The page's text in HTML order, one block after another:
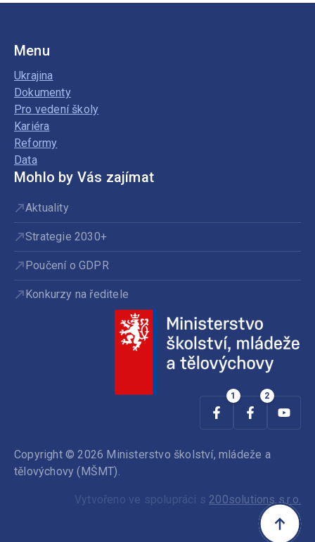
Menu
Ukrajina
Dokumenty
Pro vedení školy
Kariéra
Reformy
Data
Mohlo by Vás zajímat
Aktuality
Strategie 2030+
Poučení o GDPR
Konkurzy na ředitele
Copyright © 2026 Ministerstvo školství, mládeže a
tělovýchovy (MŠMT).
Vytvořeno ve spolupráci s 200solutions s.r.o.